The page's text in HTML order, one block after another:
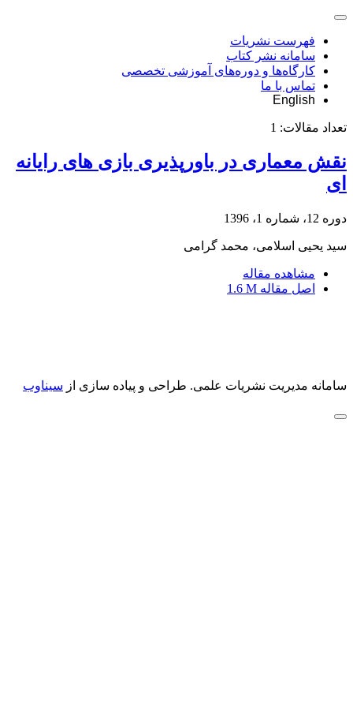
فهرست نشریات
سامانه نشر کتاب
کارگاه‌ها و دوره‌های آموزشی تخصصی
تماس با ما
English
تعداد مقالات: 1
نقش معماری در باورپذیری بازی های رایانه
ای
دوره 12، شماره 1، 1396
سید یحیی اسلامی، محمد گرامی
مشاهده مقاله
اصل مقاله 1.6 M
سامانه مدیریت نشریات علمی. طراحی و پیاده سازی از سیناوب